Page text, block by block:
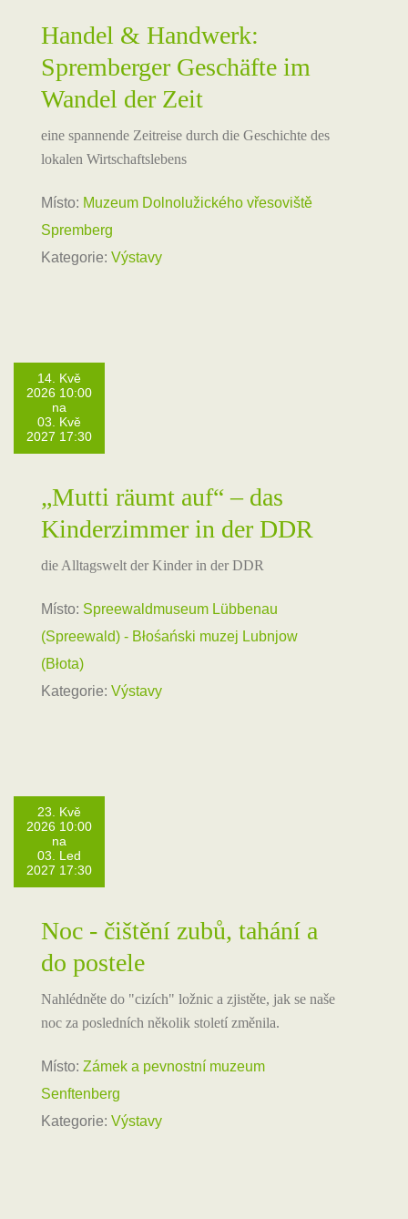
Handel & Handwerk:
Spremberger Geschäfte im
Wandel der Zeit
eine spannende Zeitreise durch die Geschichte des
lokalen Wirtschaftslebens
Místo: Muzeum Dolnolužického vřesoviště
Spremberg
Kategorie: Výstavy
14. Kvě
2026 10:00
na
03. Kvě
2027 17:30
„Mutti räumt auf“ – das
Kinderzimmer in der DDR
die Alltagswelt der Kinder in der DDR
Místo: Spreewaldmuseum Lübbenau
(Spreewald) - Błośański muzej Lubnjow
(Błota)
Kategorie: Výstavy
23. Kvě
2026 10:00
na
03. Led
2027 17:30
Noc - čištění zubů, tahání a
do postele
Nahlédněte do "cizích" ložnic a zjistěte, jak se naše
noc za posledních několik století změnila.
Místo: Zámek a pevnostní muzeum
Senftenberg
Kategorie: Výstavy